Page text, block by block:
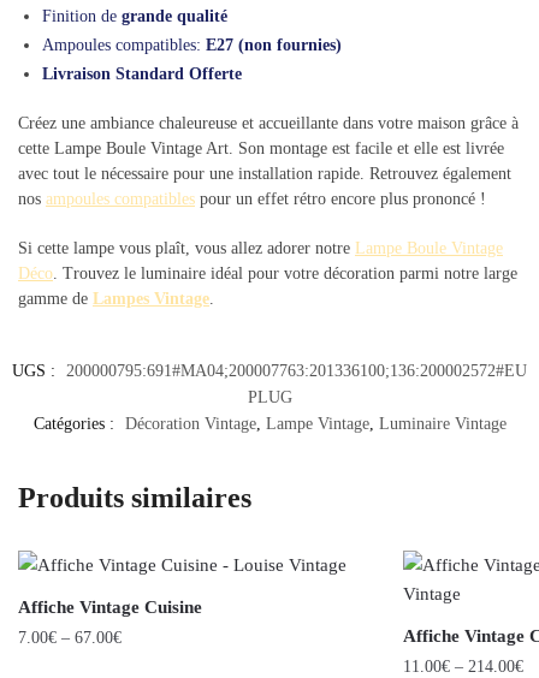
Finition de grande qualité
Ampoules compatibles: E27 (non fournies)
Livraison Standard Offerte
Créez une ambiance chaleureuse et accueillante dans votre maison grâce à
cette Lampe Boule Vintage Art. Son montage est facile et elle est livrée
avec tout le nécessaire pour une installation rapide. Retrouvez également
nos ampoules compatibles pour un effet rétro encore plus prononcé !
Si cette lampe vous plaît, vous allez adorer notre Lampe Boule Vintage
Déco . Trouvez le luminaire idéal pour votre décoration parmi notre large
gamme de Lampes Vintage
UGS :
200000795:691#MA04;200007763:201336100;136:200002572#EU
PLUG
Catégories :
Décoration Vintage, Lampe Vintage, Luminaire Vintage
Produits similaires
Affiche Vintage Cuisine
7.00€ – 67.00€ Affiche Vintage
11.00€ – 214.00€